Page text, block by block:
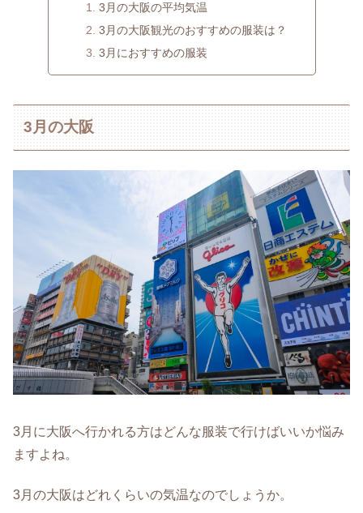
3月の大阪の平均気温
3月の大阪観光のおすすめの服装は？
3月におすすめの服装
3月の大阪
3月に大阪へ行かれる方はどんな服装で行けばいいか悩み
ますよね。
3月の大阪はどれくらいの気温なのでしょうか。